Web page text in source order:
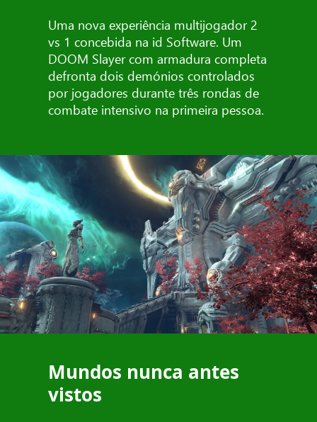
Uma nova experiência multijogador 2
vs 1 concebida na id Software. Um
DOOM Slayer com armadura completa
defronta dois demónios controlados
por jogadores durante três rondas de
combate intensivo na primeira pessoa.
Mundos nunca antes
vistos